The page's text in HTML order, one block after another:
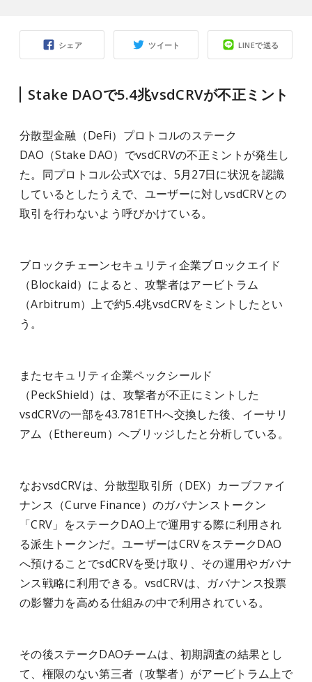
シェア ツイート LINEで送る
Stake DAOで5.4兆vsdCRVが不正ミント
分散型金融（DeFi）プロトコルのステーク
DAO（Stake DAO）でvsdCRVの不正ミントが発生し
た。同プロトコル公式Xでは、5月27日に状況を認識
しているとしたうえで、ユーザーに対しvsdCRVとの
取引を行わないよう呼びかけている。
ブロックチェーンセキュリティ企業ブロックエイド
（Blockaid）によると、攻撃者はアービトラム
（Arbitrum）上で約5.4兆vsdCRVをミントしたとい
う。
またセキュリティ企業ペックシールド
（PeckShield）は、攻撃者が不正にミントした
vsdCRVの一部を43.781ETHへ交換した後、イーサリ
アム（Ethereum）へブリッジしたと分析している。
なおvsdCRVは、分散型取引所（DEX）カーブファイ
ナンス（Curve Finance）のガバナンストークン
「CRV」をステークDAO上で運用する際に利用され
る派生トークンだ。ユーザーはCRVをステークDAO
へ預けることでsdCRVを受け取り、その運用やガバナ
ンス戦略に利用できる。vsdCRVは、ガバナンス投票
の影響力を高める仕組みの中で利用されている。
その後ステークDAOチームは、初期調査の結果とし
て、権限のない第三者（攻撃者）がアービトラム上で